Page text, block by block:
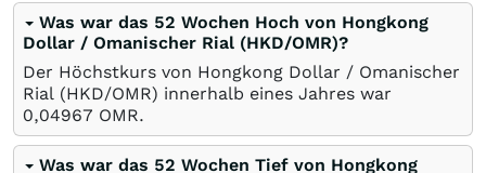
Was war das 52 Wochen Hoch von Hongkong
Dollar / Omanischer Rial (HKD/OMR)?
Der Höchstkurs von Hongkong Dollar / Omanischer
Rial (HKD/OMR) innerhalb eines Jahres war
0,04967 OMR.
Was war das 52 Wochen Tief von Hongkong